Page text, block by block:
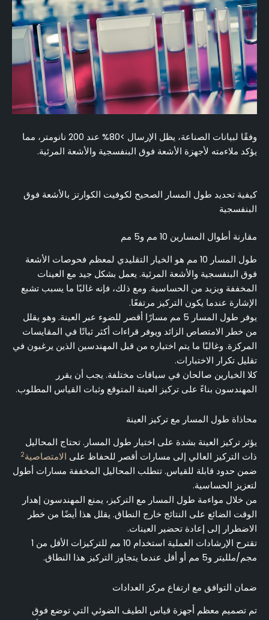
وفقًا لبيانات الصناعة، يظل الإرسال >80% عند 200 نانومتر، مما
يؤكد ملاءمته لأجهزة الأشعة فوق البنفسجية والأشعة المرئية.
كيفية تحديد طول المسار الصحيح لكوفيت الكوارتز بالأشعة فوق
البنفسجية
مقارنة أطوال المسارين 10 مم و5 مم
طول المسار 10 مم هو الخيار التقليدي لمعظم فحوصات الأشعة
فوق البنفسجية والأشعة المرئية. يعمل بشكل جيد مع العينات
المخففة ويزيد من الحساسية. ومع ذلك، فإنه غالبًا ما يسبب تشبع
الإشارة عندما يكون التركيز مرتفعًا.
يوفر طول المسار 5 مم مسارًا أقصر للضوء عبر العينة. وهو يقلل
من خطر الامتصاص الزائد ويوفر قراءات أكثر ثباتًا في المقايسات
المركزة. وغالبًا ما يتم اختياره من قبل المهندسين الذين يرغبون في
تقليل تكرار الاختبارات.
كلا الخيارين صالحان في سياقات مختلفة. يجب أن يقرر
المهندسون بناءً على تركيز العينة المتوقع وثبات القياس المطلوب.
محاذاة طول المسار مع تركيز العينة
يؤثر تركيز العينة بشدة على اختيار طول المسار. تحتاج المحاليل
ذات التركيز العالي إلى مسارات أقصر للحفاظ على الامتصاصية2
ضمن حدود قابلة للقياس. تتطلب المحاليل المخففة مسارات أطول
لتعزيز الحساسية.
من خلال مواءمة طول المسار مع التركيز، يمنع المهندسون إهدار
الوقت الضائع على النتائج خارج النطاق. يقلل هذا أيضًا من خطر
الاضطرار إلى إعادة تحضير العينات.
تقترح الإرشادات العملية استخدام 10 مم للتركيزات الأقل من 1
مجم/ملليتر و5 مم أو أقل عندما يتجاوز التركيز هذا النطاق.
ضمان التوافق مع ارتفاع مركز العدادات
تم تصميم معظم أجهزة قياس الطيف الضوئي التي توضع فوق